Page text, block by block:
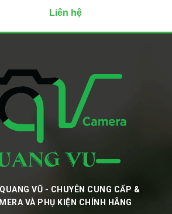
Liên hệ
VŨ - CHUYÊN CUNG CẤP &
VÀ PHỤ KIỆN CHÍNH HÃNG